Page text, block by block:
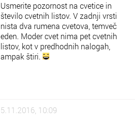
Usmerite pozornost na cvetice in
število cvetnih listov. V zadnji vrsti
nista dva rumena cvetova, temveč
eden. Moder cvet nima pet cvetnih
listov, kot v predhodnih nalogah,
ampak štiri.
5.11.2016, 10:09